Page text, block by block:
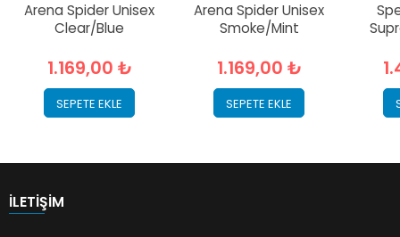
Arena Spider Unisex
Clear/Blue
1.169,00 ₺
SEPETE EKLE
Arena Spider Unisex
Smoke/Mint
1.169,00 ₺
SEPETE EKLE
İLETIŞIM